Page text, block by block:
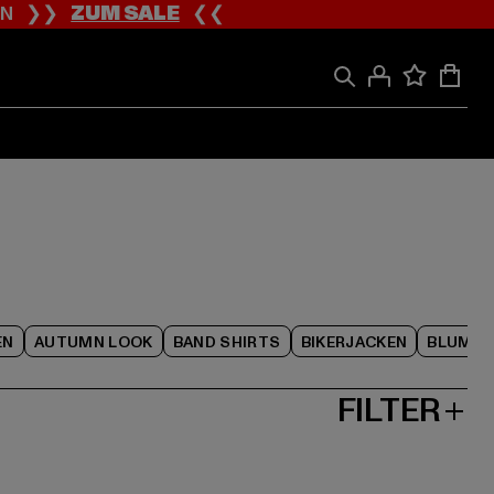
❯❯ZUM SALE❮❮
AUTUMN LOOK BAND SHIRTS BIKERJACKEN
FILTER